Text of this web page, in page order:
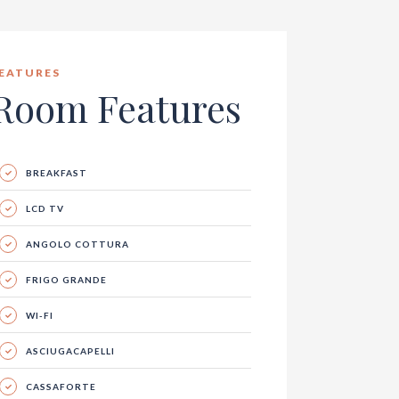
Features
BREAKFAST
LCD TV
ANGOLO COTTURA
FRIGO GRANDE
WI-FI
ASCIUGACAPELLI
CASSAFORTE